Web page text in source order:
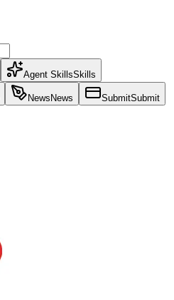
Agent SkillsSkills
News News SubmitSubmit